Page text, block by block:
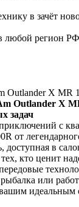
в зачёт
любой регион РФ
Outlander X MR
Outlander X
задач
с
от
доступная в
кто ценит
или
идеальным